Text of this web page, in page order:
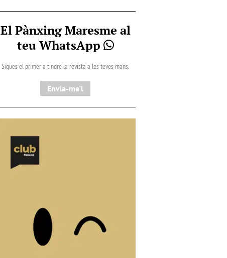
El Pànxing Maresme al
teu WhatsApp
Sigues el primer a tindre la revista a les teves mans.
Envia-me'l